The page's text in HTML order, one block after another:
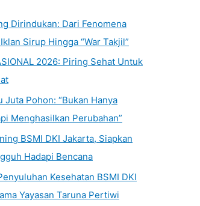
Dirindukan: Dari Fenomena
Sirup Hingga “War Takjil”
2026: Piring Sehat Untuk
Juta Pohon: “Bukan Hanya
Menghasilkan Perubahan”
BSMI DKI Jakarta, Siapkan
Hadapi Bencana
Kesehatan BSMI DKI
Yayasan Taruna Pertiwi